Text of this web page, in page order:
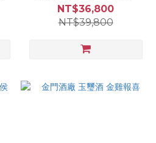
NT$36,800
NT$39,800